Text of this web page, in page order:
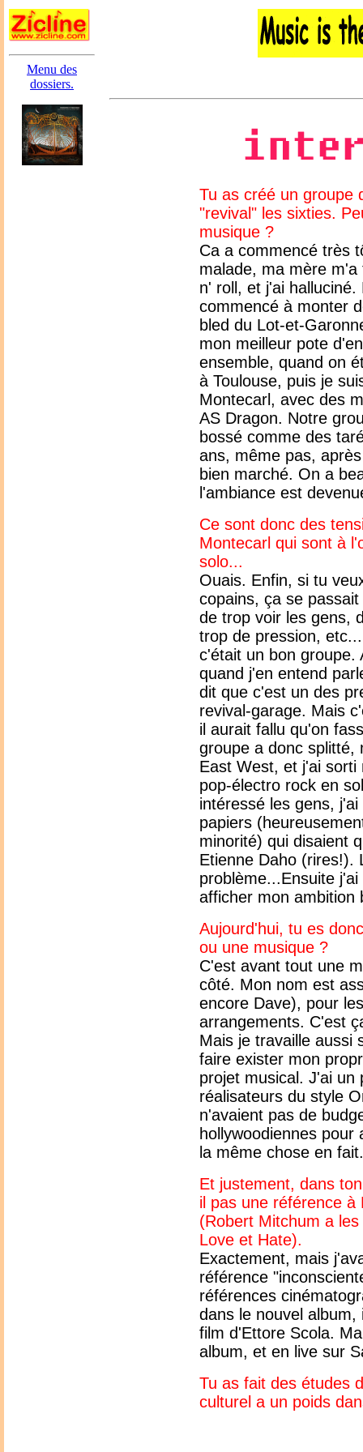
Menu des
dossiers.
Tu as créé un groupe
"revival" les sixties.
musique ?
Ca a commencé très
malade, ma mère
n' roll, et j'ai
commencé à monter
bled du Lot-et-
mon meilleur pote
ensemble, quand on
à Toulouse, puis je
Montecarl, avec des
AS Dragon. Notre
bossé comme des
ans, même pas,
bien marché. On a
l'ambiance est
Ce sont donc des
Montecarl qui sont à
solo...
Ouais. Enfin, si tu
copains, ça se
de trop voir les gens,
trop de pression,
c'était un bon groupe.
quand j'en entend
dit que c'est un des
revival-garage. Mais
il aurait fallu qu'on
groupe a donc splitté,
East West, et j'ai sorti
pop-électro rock en
intéressé les gens,
papiers
minorité) qui disaient
Etienne Daho (rires!).
problème...Ensuite
afficher mon ambition
Aujourd'hui, tu es
ou une musique ?
C'est avant tout une
côté. Mon nom est
encore Dave), pour
arrangements. C'est
Mais je travaille aussi
faire exister mon
projet musical. J'ai un
réalisateurs du style
n'avaient pas de
hollywoodiennes
la même chose en fait.
Et justement, dans
il pas une référence à
(Robert Mitchum a
Love et Hate).
Exactement, mais
référence
références
dans le nouvel
film d'Ettore Scola.
album, et en live sur
Tu as fait des études
culturel a un poids